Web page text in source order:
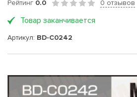
Рейтинг 0.0 0 отзывов
Товар заканчивается
Артикул: BD-C0242